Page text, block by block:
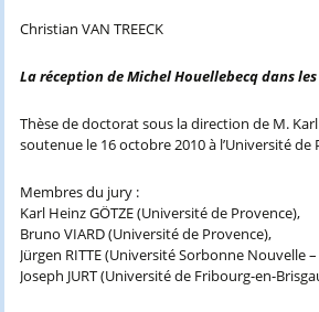
Christian VAN TREECK
La réception de Michel Houellebecq dans
Thèse de doctorat sous la direction de M. Karl
soutenue le 16 octobre 2010 à l’Université de
Membres du jury :
Karl Heinz GÖTZE (Université de Provence),
Bruno VIARD (Université de Provence),
Jürgen RITTE (Université Sorbonne Nouvelle
Joseph JURT (Université de Fribourg-en-